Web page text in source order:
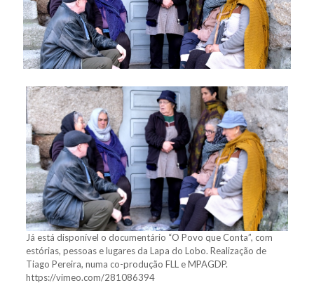
Já está disponível o documentário “O Povo que Conta”, com
estórias, pessoas e lugares da Lapa do Lobo. Realização de
Tiago Pereira, numa co-produção FLL e MPAGDP.
https://vimeo.com/281086394